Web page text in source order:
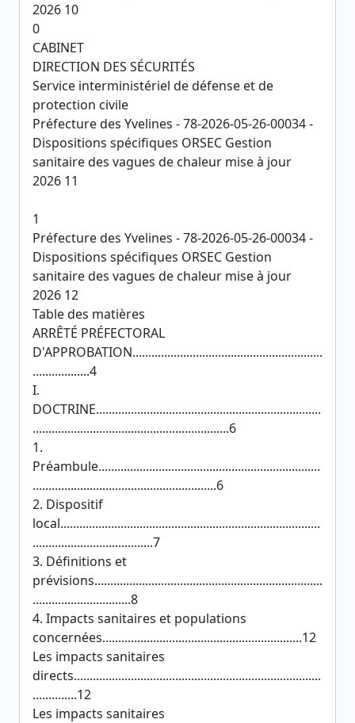
2026 10
0
CABINET
DIRECTION DES SÉCURITÉS
Service interministériel de défense et de
protection civile
Préfecture des Yvelines - 78-2026-05-26-00034 -
Dispositions spécifiques ORSEC Gestion
sanitaire des vagues de chaleur mise à jour
2026 11
1
Préfecture des Yvelines - 78-2026-05-26-00034 -
Dispositions spécifiques ORSEC Gestion
sanitaire des vagues de chaleur mise à jour
2026 12
Table des matières
ARRÊTÉ PRÉFECTORAL
D'APPROBATION............................................................
..................4
I.
DOCTRINE.......................................................................
..............................................................6
1.
Préambule......................................................................
..........................................................6
2. Dispositif
local..................................................................................
......................................7
3. Définitions et
prévisions........................................................................
...............................8
4. Impacts sanitaires et populations
concernées...............................................................12
Les impacts sanitaires
directs..............................................................................
..............12
Les impacts sanitaires